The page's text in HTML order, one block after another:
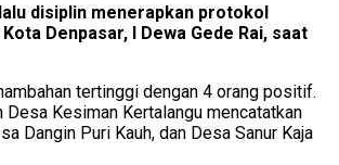
disiplin menerapkan protokol
Denpasar, I Dewa Gede Rai, saat
tertinggi dengan 4 orang positif.
Kesiman Kertalangu mencatatkan
Dangin Puri Kauh, dan Desa Sanur Kaja